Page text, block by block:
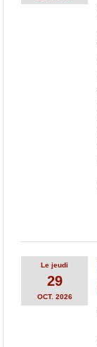
Lejeudi
29
OCT. 2026